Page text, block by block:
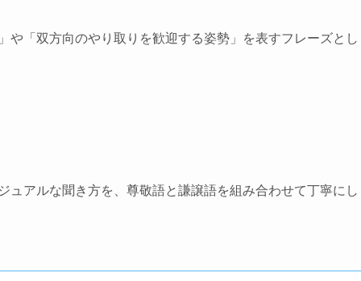
「双方向のやり取りを歓迎する姿勢」を表すフレーズとし
ュアルな聞き方を、尊敬語と謙譲語を組み合わせて丁寧にし